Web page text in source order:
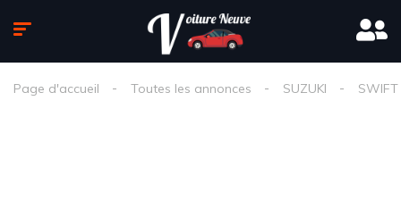
Page d'accueil Toutes les annonces SUZUKI SWIFT